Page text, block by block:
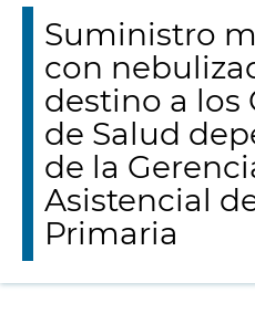
Suministro
con
destino a los
de Salud
de la
Asistencial
Primaria